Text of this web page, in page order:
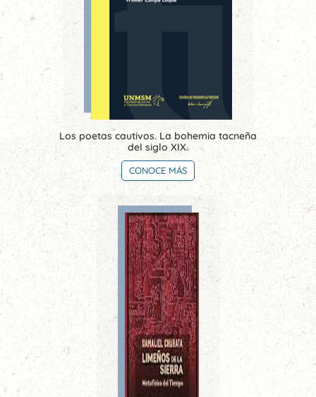
Los poetas cautivos. La bohemia tacneña
del siglo XIX.
CONOCE MÁS